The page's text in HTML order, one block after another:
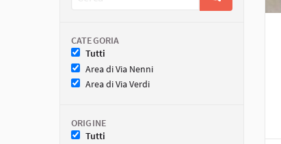
CATEGORIA
Tutti
Area di Via Nenni
Area di Via Verdi
ORIGINE
Tutti